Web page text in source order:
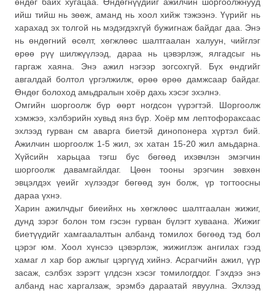
ийш тийш нь зөөж, аманд нь хоол хийж тэжээнэ. Үүрийг нь
харахад эх толгой нь мэдэгдэхгүй бужигнаж байдаг даа. Энэ
нь өндөгний өсөлт, хөгжлөөс шалтгаалан халуун, чийглэг
өрөө рүү шилжүүлээд, дараа нь цэвэрлэж, ялгадсыг нь
гаргаж хаяна. Энэ ажил нэгээр зогсохгүй. Бүх өндгийг
авгалдай болтол үргэлжилж, өрөө өрөө дамжсаар байдаг.
Өндөг болоход амьдралын хоёр дахь хэсэг эхэлнэ.
Омгийн шоргоолж бүр өөрт ногдсон үүрэгтэй. Шоргоолж
хэмжээ, хэлбэрийн хувьд янз бүр. Хоёр мм лептофораксаас
эхлээд гурван см аварга биетэй динопонера хүртэл бий.
Ажилчин шоргоолж 1-5 жил, эх хатан 15-20 жил амьдарна.
Хүйсийн харьцаа тэгш бус бөгөөд ихэвчлэн эмэгчин
шоргоолж давамгайлдаг. Цөөн тооны эрэгчин зөвхөн
эвцэлдэх үеийг хүлээдэг бөгөөд зун болж, үр тогтоосны
дараа үхнэ.
Харин ажилчдыг биеийнх нь хөгжлөөс шалтгаалан жижиг,
дунд зэрэг болон том гэсэн гурван бүлэгт хуваана. Жижиг
биетүүдийг хамгаалалтын албанд томилох бөгөөд тэд бол
цэрэг юм. Хоол хүнсээ цэвэрлэж, жижиглэж ангилах гээд
хамаг л хар бор ажлыг цэргүүд хийнэ. Асрагчийн ажил, үүр
засаж, сэлбэх зэрэгт үлдсэн хэсэг томилогддог. Гэхдээ энэ
албанд нас харгалзаж, эрэмбэ дараатай явуулна. Эхлээд